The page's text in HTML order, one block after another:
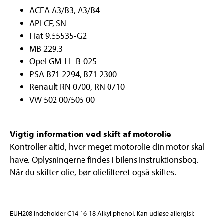
ACEA A3/B3, A3/B4
API CF, SN
Fiat 9.55535-G2
MB 229.3
Opel GM-LL-B-025
PSA B71 2294, B71 2300
Renault RN 0700, RN 0710
VW 502 00/505 00
Vigtig information ved skift af motorolie
Kontroller altid, hvor meget motorolie din motor skal
have. Oplysningerne findes i bilens instruktionsbog.
Når du skifter olie, bør oliefilteret også skiftes.
EUH208 Indeholder C14-16-18 Alkyl phenol. Kan udløse allergisk